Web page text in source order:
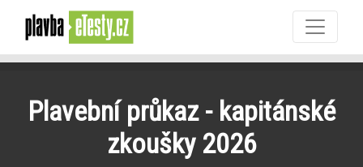
Plavební průkaz - kapitánské
zkoušky 2026